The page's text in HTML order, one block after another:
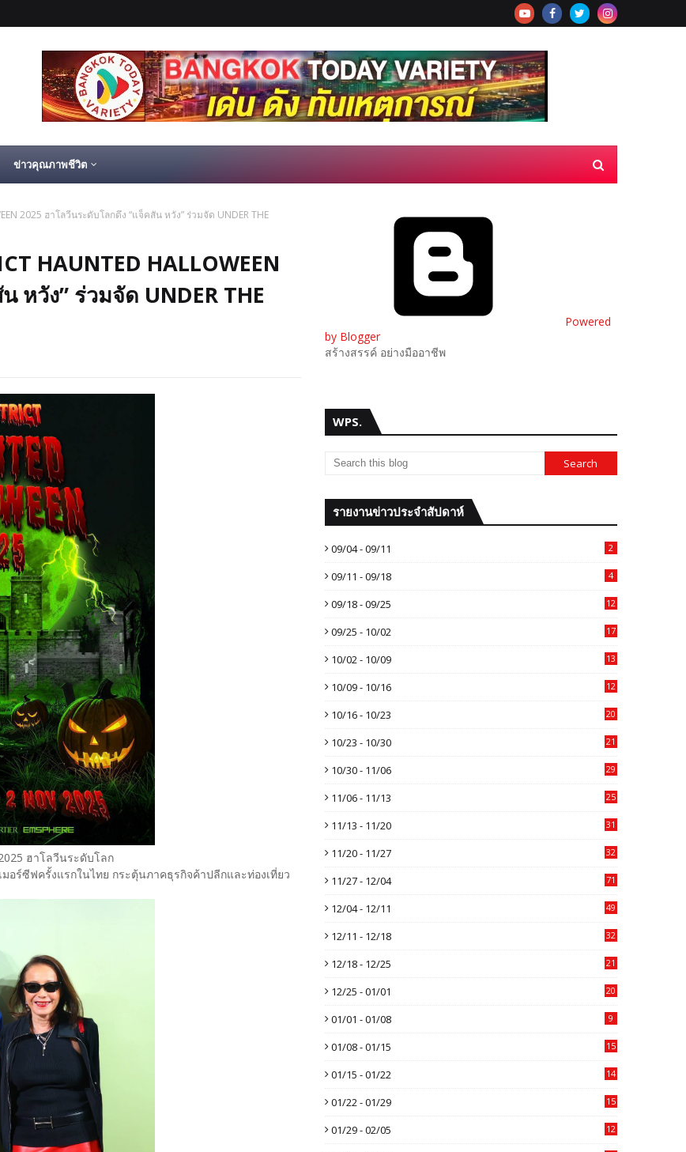
ข่าวคุณภาพชีวิต
2025 ฮาโลวีนระดับโลกดึง “แจ็คสัน หวัง” ร่วมจัด UNDER THE
HAUNTED HALLOWEEN
หวัง” ร่วมจัด UNDER THE
ฮาโลวีนระดับโลก
มอร์ซีฟครั้งแรกในไทย กระตุ้นภาคธุรกิจค้าปลีกและท่องเที่ยว
Powered
by Blogger
สร้างสรรค์ อย่างมืออาชีพ
WPS.
รายงานข่าวประจำสัปดาห์
09/04 - 09/11 2
09/11 - 09/18 4
09/18 - 09/25 12
09/25 - 10/02 17
10/02 - 10/09 13
10/09 - 10/16 12
10/16 - 10/23 20
10/23 - 10/30 21
10/30 - 11/06 29
11/06 - 11/13 25
11/13 - 11/20 31
11/20 - 11/27 32
11/27 - 12/04 71
12/04 - 12/11 49
12/11 - 12/18 32
12/18 - 12/25 21
12/25 - 01/01 20
01/01 - 01/08 9
01/08 - 01/15 15
01/15 - 01/22 14
01/22 - 01/29 15
01/29 - 02/05 12